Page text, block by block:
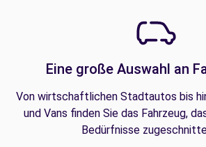
Eine große Auswahl an
Von wirtschaftlichen Stadtautos bis
und Vans finden Sie das Fahrzeug,
Bedürfnisse